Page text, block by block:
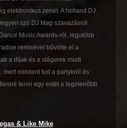
elektronikus zenét. A holland DJ
szó DJ Mag szavazásról
Music Awards-ról, legutóbb
remixével bűvölte el a
a díjak és a slágerek miatt
mert mindent tud a partykról és
tenni egy estét a legmenőbb
& Like Mike